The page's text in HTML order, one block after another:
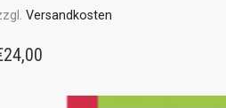
Versandkosten
24,00